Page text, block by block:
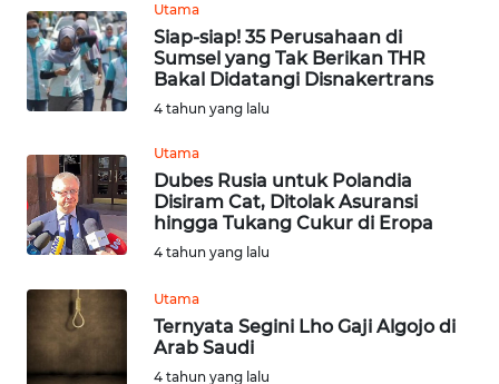
Utama
Siap-siap! 35 Perusahaan di
Sumsel yang Tak Berikan THR
Bakal Didatangi Disnakertrans
4 tahun yang lalu
Utama
Dubes Rusia untuk Polandia
Disiram Cat, Ditolak Asuransi
hingga Tukang Cukur di Eropa
4 tahun yang lalu
Utama
Ternyata Segini Lho Gaji Algojo di
Arab Saudi
4 tahun yang lalu
WN
JATENG
WN
WN
JOGJA
WN
BALI